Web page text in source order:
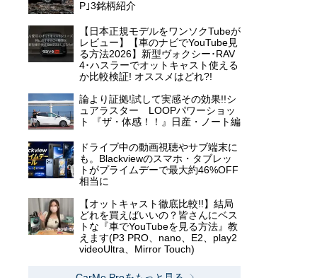
P｣3銘柄紹介
【日本正規モデルをワンソクTubeが
レビュー】【車のナビでYouTube見
る方法2026】新型ヴォクシー･RAV
4･ハスラーでオットキャスト使える
か比較検証! オススメはどれ?!
論より証拠!試して実感その効果!!シ
ュアラスター LOOPパワーショッ
ト 『ザ・体感！！』日産・ノート編
ドライブ中の動画視聴やサブ端末に
も。Blackviewのスマホ・タブレッ
トがプライムデーで最大約46%OFF
相当に
【オットキャスト徹底比較!!】結局
どれを買えばいいの？皆さんにベス
トな『車でYouTubeを見る方法』教
えます(P3 PRO、nano、E2、play2
videoUltra、Mirror Touch)